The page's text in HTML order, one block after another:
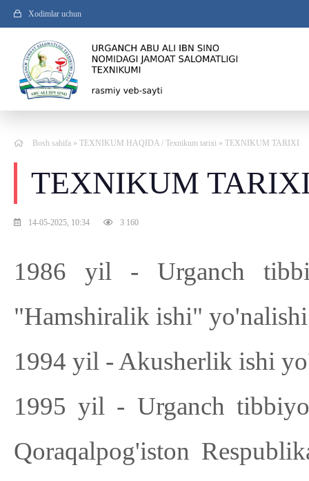
Xodimlar uchun
Bosh sahifa » TEXNIKUM HAQIDA / Texnikum tarixi » TEXNIKUM TARIXI
TEXNIKUM
14-05-2025, 10:34 3 160
1986 yil - Urganch
"Hamshiralik ishi"
1994 yil - Akusherlik ishi
1995 yil - Urganch
Qoraqalpog'iston